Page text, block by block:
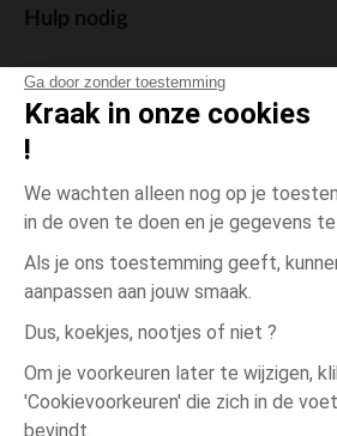
Ga door zonder toestemming
Kraak in onze cookies
!
We wachten alleen nog op je
in de oven te doen en je gegevens te
Als je ons toestemming geeft,
aanpassen aan jouw smaak.
Dus, koekjes, nootjes of niet ?
Om je voorkeuren later te wijzigen,
'Cookievoorkeuren' die zich in de
bevindt.
Beige Beige
Hulp nodig
Algemene
Wettelijke bepalingen
Persoonsgegevens